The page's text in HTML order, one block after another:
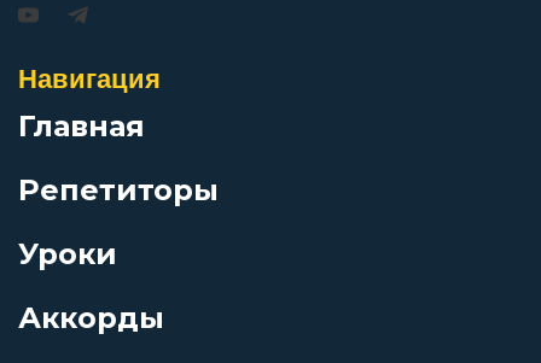
За невинно убиенных
Заратустра
Зачем?
гитары
Перейти
Просмотров: 10504 чел.
Навигация
Главная
Репетиторы
Уроки
Аккорды